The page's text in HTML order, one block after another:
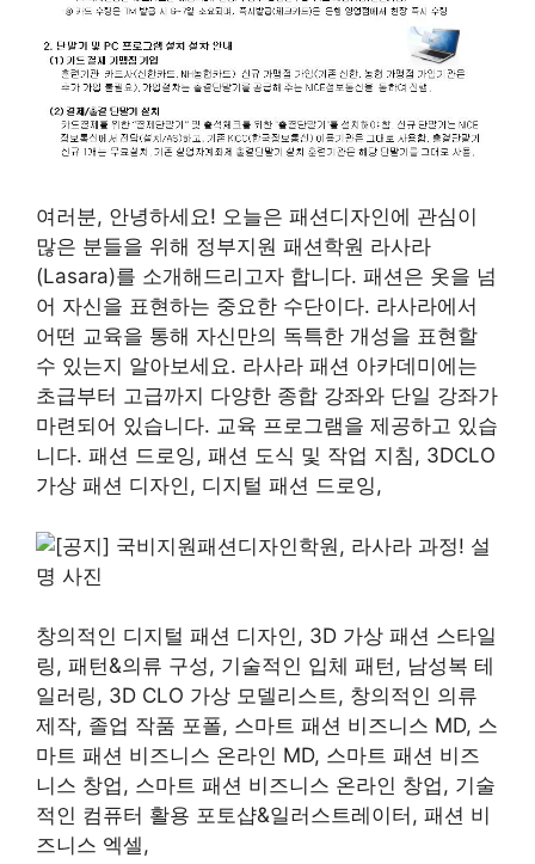
여러분, 안녕하세요! 오늘은 패션디자인에 관심이
많은 분들을 위해 정부지원 패션학원 라사라
(Lasara)를 소개해드리고자 합니다. 패션은 옷을 넘
어 자신을 표현하는 중요한 수단이다. 라사라에서
어떤 교육을 통해 자신만의 독특한 개성을 표현할
수 있는지 알아보세요. 라사라 패션 아카데미에는
초급부터 고급까지 다양한 종합 강좌와 단일 강좌가
마련되어 있습니다. 교육 프로그램을 제공하고 있습
니다. 패션 드로잉, 패션 도식 및 작업 지침, 3DCLO
가상 패션 디자인, 디지털 패션 드로잉,
창의적인 디지털 패션 디자인, 3D 가상 패션 스타일
링, 패턴&의류 구성, 기술적인 입체 패턴, 남성복 테
일러링, 3D CLO 가상 모델리스트, 창의적인 의류
제작, 졸업 작품 포폴, 스마트 패션 비즈니스 MD, 스
마트 패션 비즈니스 온라인 MD, 스마트 패션 비즈
니스 창업, 스마트 패션 비즈니스 온라인 창업, 기술
적인 컴퓨터 활용 포토샵&일러스트레이터, 패션 비
즈니스 엑셀,